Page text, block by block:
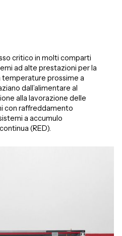
critico in molti comparti
ad alte prestazioni per la
temperature prossime a
dall’alimentare al
alla lavorazione delle
con raffreddamento
a accumulo
(RED).